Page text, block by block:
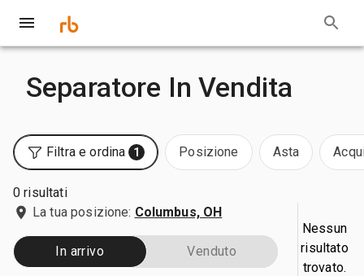
Separatore In Vendita
Filtra e ordina 1 Posizione Asta
0 risultati
La tua posizione: Columbus, OH
In arrivo Venduto
Nessun
risultato
trovato.